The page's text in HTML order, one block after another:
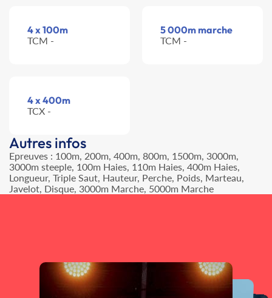
4 x 100m
TCM -
5 000m marche
TCM -
4 x 400m
TCX -
Autres infos
Epreuves : 100m, 200m, 400m, 800m, 1500m, 3000m,
3000m steeple, 100m Haies, 110m Haies, 400m Haies,
Longueur, Triple Saut, Hauteur, Perche, Poids, Marteau,
Javelot, Disque, 3000m Marche, 5000m Marche